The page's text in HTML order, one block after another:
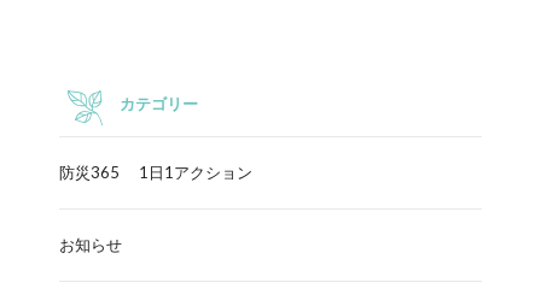
カテゴリー
防災365 1日1アクション
お知らせ